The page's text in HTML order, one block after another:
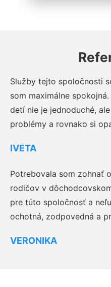
Služby tejto spoločnosti
som maximálne
detí nie je jednoduché,
problémy a rovnako si
IVETA
Potrebovala som zohnať
rodičov v
pre túto spoločnosť a
ochotná, zodpovedná a
VERONIKA